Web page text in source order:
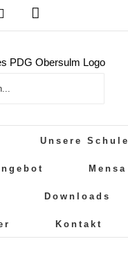
PDG
PDG
Instagram
Unsere Schule
Mensa
Downloads
Kontakt